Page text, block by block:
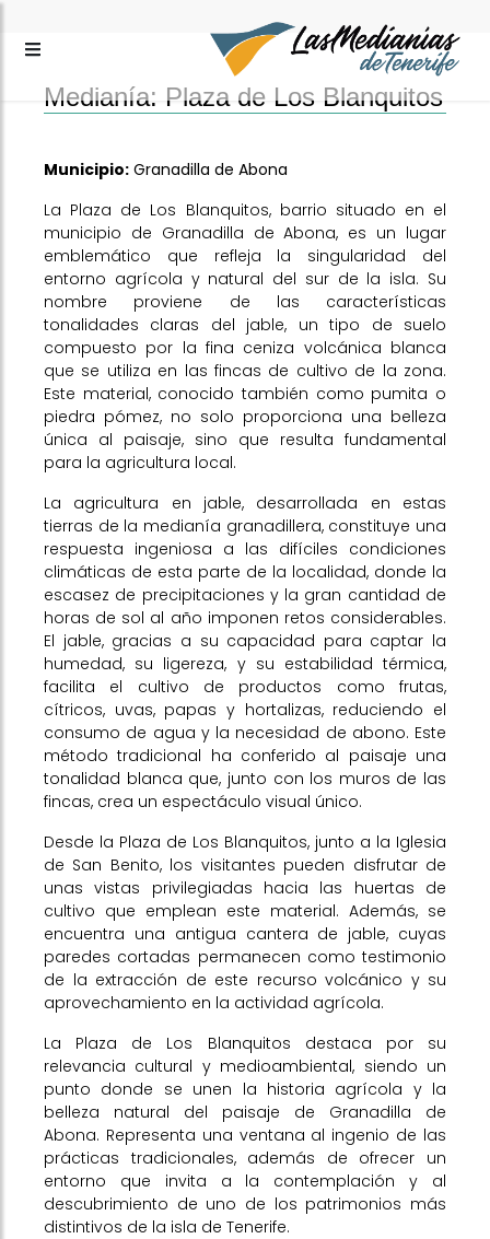
Medianía: Plaza de Los Blanquitos
Municipio: Granadilla de Abona
La Plaza de Los Blanquitos, barrio situado en el
municipio de Granadilla de Abona, es un lugar
emblemático que refleja la singularidad del
entorno agrícola y natural del sur de la isla. Su
nombre proviene de las características
tonalidades claras del jable, un tipo de suelo
compuesto por la fina ceniza volcánica blanca
que se utiliza en las fincas de cultivo de la zona.
Este material, conocido también como pumita o
piedra pómez, no solo proporciona una belleza
única al paisaje, sino que resulta fundamental
para la agricultura local.
La agricultura en jable, desarrollada en estas
tierras de la medianía granadillera, constituye una
respuesta ingeniosa a las difíciles condiciones
climáticas de esta parte de la localidad, donde la
escasez de precipitaciones y la gran cantidad de
horas de sol al año imponen retos considerables.
El jable, gracias a su capacidad para captar la
humedad, su ligereza, y su estabilidad térmica,
facilita el cultivo de productos como frutas,
cítricos, uvas, papas y hortalizas, reduciendo el
consumo de agua y la necesidad de abono. Este
método tradicional ha conferido al paisaje una
tonalidad blanca que, junto con los muros de las
fincas, crea un espectáculo visual único.
Desde la Plaza de Los Blanquitos, junto a la Iglesia
de San Benito, los visitantes pueden disfrutar de
unas vistas privilegiadas hacia las huertas de
cultivo que emplean este material. Además, se
encuentra una antigua cantera de jable, cuyas
paredes cortadas permanecen como testimonio
de la extracción de este recurso volcánico y su
aprovechamiento en la actividad agrícola.
La Plaza de Los Blanquitos destaca por su
relevancia cultural y medioambiental, siendo un
punto donde se unen la historia agrícola y la
belleza natural del paisaje de Granadilla de
Abona. Representa una ventana al ingenio de las
prácticas tradicionales, además de ofrecer un
entorno que invita a la contemplación y al
descubrimiento de uno de los patrimonios más
distintivos de la isla de Tenerife.